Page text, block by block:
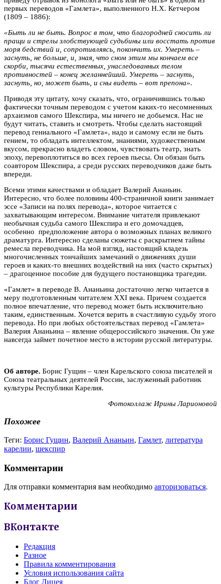
первых переводов «Гамлета», выполненного Н.Х. Кетчером
(1809 – 1886):
«Быть ли не быть. Вопрос в том, что благородней сносить ли
пращи и стрелы злобствующей судьбины или восстать против
моря бедствий и, сопротивляясь, покончить их. Умереть –
заснуть, не больше, и, зная, что сном этим мы кончаем все
скорби, тысячи естественных, унаследованных телом
противностей – конец желаннейший. Умереть – заснуть,
заснуть, но, может быть, и сны видеть – вот препона».
Приводя эту цитату, хочу сказать, что, ограничившись только
фактически точным переводом с учетом каких-то несомненных
архаизмов самого Шекспира, мы ничего не добьемся. Нас не
будут читать, ставить и смотреть. Чтобы сделать настоящий
перевод гениального «Гамлета», надо и самому если не быть
гением, то обладать интеллектом, знаниями, художественным
вкусом, прекрасно владеть словом, чувствовать театр, знать
эпоху, перевоплотиться во всех героев пьесы. Он обязан быть
соавтором Шекспира, а среди русских переводчиков даже быть
впереди.
Всеми этими качествами и обладает Валерий Ананьин.
Интересно, что более половины 400-страничной книги занимает
эссе «Записи на полях перевода», которое читается с
захватывающим интересом. Внимание читателя привлекают
необычная судьба самого Шекспира и его домочадцев,
особенно предположение автора о возможных планах великого
драматурга. Интересно сделаны сюжеты с раскрытием тайны
ремесла переводчика. На мой взгляд, настоящий кладезь
многочисленных тончайших замечаний о движениях души
героев и каких-то внешних воздействий на них (часто скрытых)
– драгоценное пособие для будущего постановщика трагедии.
«Гамлет» в переводе В. Ананьина достаточно легко читается в
меру подготовленным читателем XXI века. Причем создается
полное впечатление, что перевод может быть исключительно
таким, единственным. Хочется верить в счастливую судьбу этого
перевода. Но при любых обстоятельствах перевод «Гамлета»
Валерия Ананьина – явление общероссийского значения. Он уже
навсегда займет почетное место в истории русской литературы.
Об авторе. Борис Гущин – член Карельского союза писателей и
Союза театральных деятелей России, заслуженный работник
культуры Республики Карелия.
Фотоколлаж Ирины Ларионовой
Похожее
Теги: Борис Гущин, Валерий Ананьин, Гамлет, литература
карелии, шекспир
Комментарии
Для отправки комментария вам необходимо авторизоваться.
Комментарии
ВКонтакте
Редакция
Разное
Правила комментирования
Условия использования сайта
Блог Лицея